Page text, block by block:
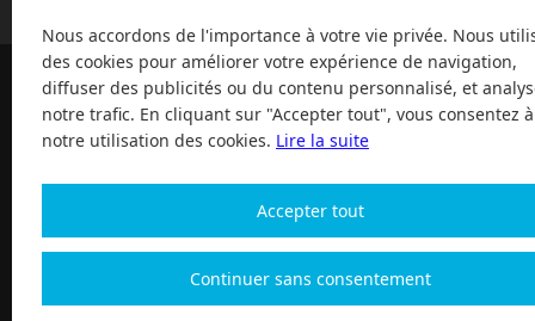
Nous accordons de l'importance à votre vie privée. Nous
des cookies pour améliorer votre expérience de navigation,
diffuser des publicités ou du contenu personnalisé, et
notre trafic. En cliquant sur "Accepter tout", vous consentez à
notre utilisation des cookies. Lire la suite
Accepter tout
Continuer sans consentement
100% de clients satisfaits, service après-vente, à votre service
depuis 2004
Copyright 2004-2026, Magic Digital co., Limited Tous droits